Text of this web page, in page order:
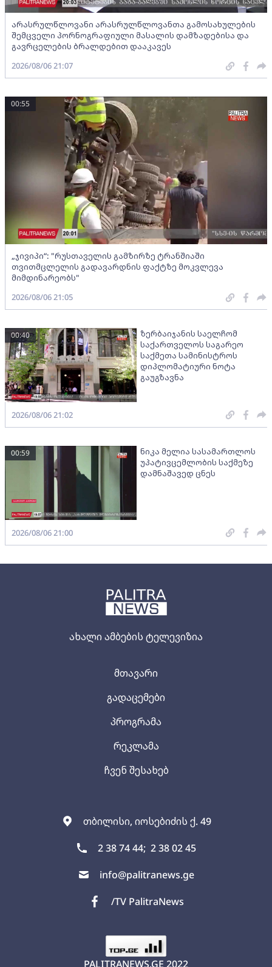
ახალი ამბების ტელევიზია
თბილისი, იოსებიძის ქ. 49
2 38 74 44; 2 38 02 45
info@palitranews.ge
/TV PalitraNews
მთავარი
გადაცემები
პროგრამა
რეკლამა
ჩვენ შესახებ
PALITRANEWS.GE 2022
არასრულწლოვანი არასრულწლოვანთა გამოსახულების
შემცველი პორნოგრაფიული მასალის დამზადებისა და
გავრცელების ბრალდებით დააკავეს
2026/08/06 21:07
„ჯივიპი“: "რუსთაველის გამზირზე ტრანშიაში
თვითმცლელის გადავარდნის ფაქტზე მოკვლევა
მიმდინარეობს"
00:55
2026/08/06 21:05
ზერბაიჯანის საელჩომ
საქართველოს საგარეო
საქმეთა სამინისტროს
დიპლომატიური ნოტა
გაუგზავნა
00:40
2026/08/06 21:02
ნიკა მელია სასამართლოს
უპატივცემლობის საქმეზე
დამნაშავედ ცნეს
00:59
2026/08/06 21:00